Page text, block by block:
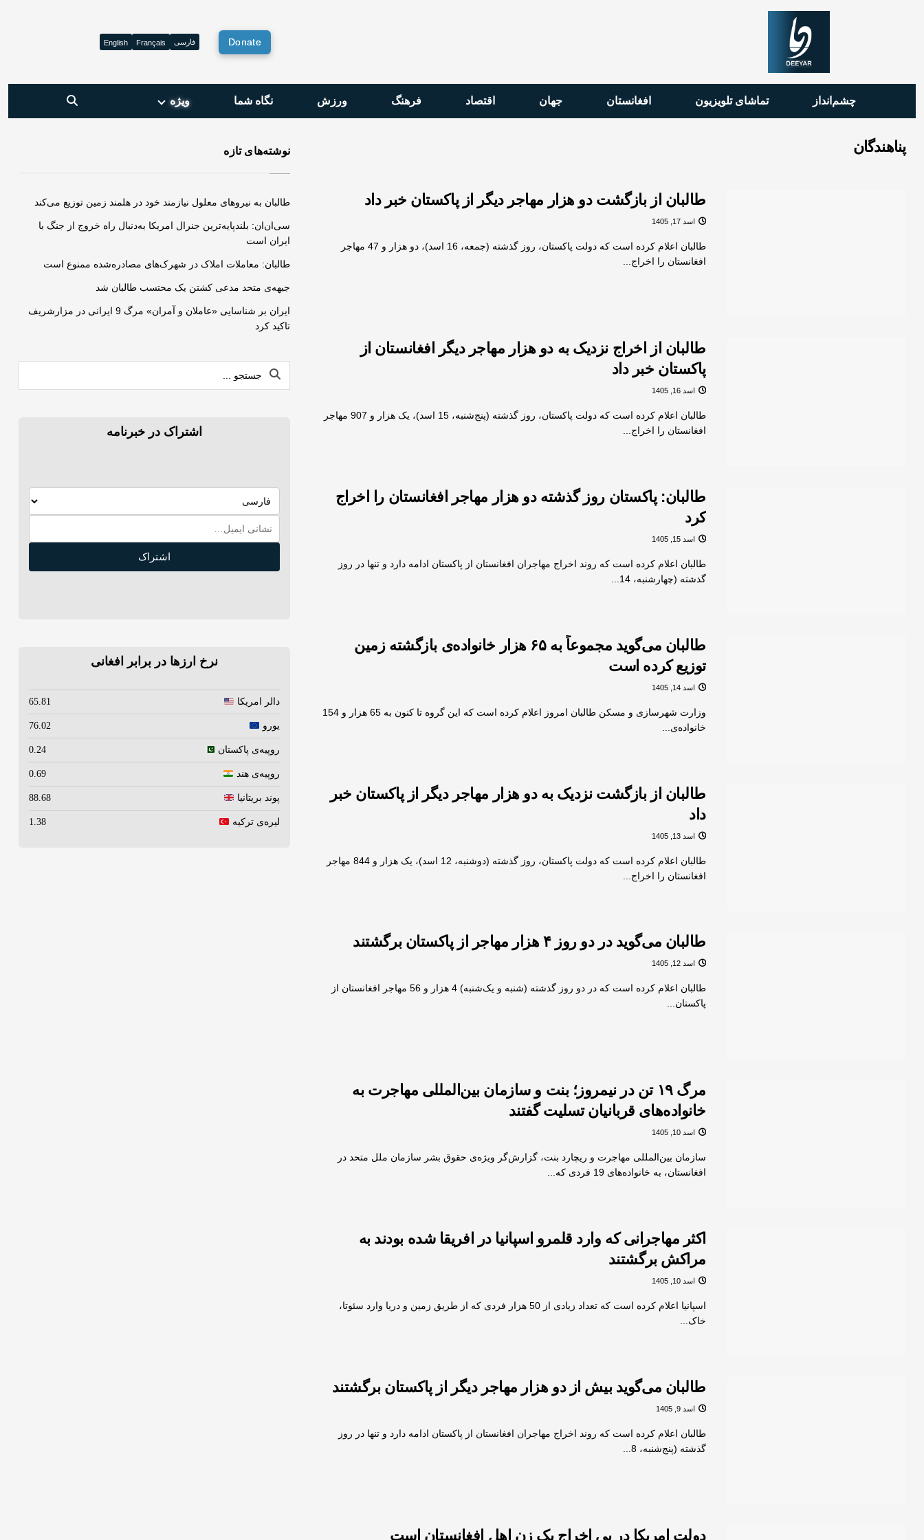
Donate فارسی Français
English
چشم‌انداز تماشای تلویزیون افغانستان جهان اقتصاد فرهنگ ورزش نگاه شما ویژه‌
پناهندگان
طالبان از بازگشت دو هزار مهاجر دیگر از پاکستان خبر داد
اسد 17, 1405
طالبان اعلام کرده است که دولت پاکستان، روز گذشته (جمعه، 16 اسد)، دو هزار و 47 مهاجر
افغانستان را اخراج...
طالبان از اخراج نزدیک به دو هزار مهاجر دیگر افغانستان از
پاکستان خبر داد
اسد 16, 1405
طالبان اعلام کرده است که دولت پاکستان، روز گذشته (پنج‌شنبه، 15 اسد)، یک هزار و 907 مهاجر
افغانستان را اخراج...
طالبان: پاکستان روز گذشته دو هزار مهاجر افغانستان را اخراج
کرد
اسد 15, 1405
طالبان اعلام کرده است که روند اخراج مهاجران افغانستان از پاکستان ادامه دارد و تنها در روز
گذشته (چهارشنبه، 14...
طالبان می‌گوید مجموعاً به ۶۵ هزار خانواده‌ی بازگشته زمین
توزیع کرده است
اسد 14, 1405
وزارت شهرسازی و مسکن طالبان امروز اعلام کرده است که این گروه تا کنون به 65 هزار و 154
خانواده‌ی...
طالبان از بازگشت نزدیک به دو هزار مهاجر دیگر از پاکستان خبر
داد
اسد 13, 1405
طالبان اعلام کرده است که دولت پاکستان، روز گذشته (دوشنبه، 12 اسد)، یک هزار و 844 مهاجر
افغانستان را اخراج...
طالبان می‌گوید در دو روز ۴ هزار مهاجر از پاکستان برگشتند
اسد 12, 1405
طالبان اعلام کرده است که در دو روز گذشته (شنبه و یک‌شنبه) 4 هزار و 56 مهاجر افغانستان از
پاکستان...
مرگ ۱۹ تن در نیمروز؛ بنت و سازمان بین‌المللی مهاجرت به
خانواد‌ه‌های قربانیان تسلیت گفتند
اسد 10, 1405
سازمان بین‌المللی مهاجرت و ریچارد بنت، گزارش‌گر ویژه‌ی حقوق‌ بشر سازمان ملل متحد در
افغانستان، به خانواده‌های 19 فردی که...
اکثر مهاجرانی که وارد قلمرو اسپانیا در افریقا شده بودند به
مراکش برگشتند
اسد 10, 1405
اسپانیا اعلام کرده است که تعداد زیادی از 50 هزار فردی که از طریق زمین و دریا وارد سئوتا،
خاک...
طالبان می‌گوید بیش از دو هزار مهاجر دیگر از پاکستان برگشتند
اسد 9, 1405
طالبان اعلام کرده است که روند اخراج مهاجران افغانستان از پاکستان ادامه دارد و تنها در روز
گذشته (پنج‌شنبه، 8...
دولت امریکا در پی اخراج یک زن اهل افغانستان است
نوشته‌های تازه
طالبان به نیروهای معلول نیازمند خود در هلمند زمین توزیع می‌کند
سی‌ان‌ان: بلندپایه‌ترین جنرال امریکا به‌دنبال راه خروج از جنگ با
ایران است
طالبان: معاملات املاک در شهرک‌های مصادره‌شده ممنوع است
جبهه‌ی متحد مدعی کشتن یک محتسب طالبان شد
ایران بر شناسایی «عاملان و آمران» مرگ 9 ایرانی در مزارشریف
تاکید کرد
اشتراک در خبرنامه
اشتراک
نرخ ارزها در برابر افغانی
دالر امریکا 65.81
یورو 76.02
روپیه‌ی پاکستان 0.24
روپیه‌ی هند 0.69
پوند بریتانیا 88.68
لیره‌ی ترکیه 1.38